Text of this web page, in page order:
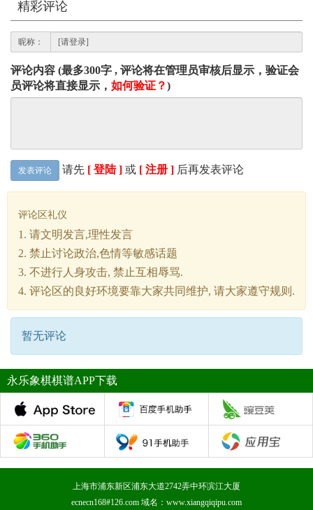
精彩评论
昵称：
评论内容 (最多300字 , 评论将在管理员审核后显示，验证会
员评论将直接显示， 如何验证？)
发表评论 请先 [ 登陆 ] 或 [ 注册 ] 后再发表评论
评论区礼仪
1. 请文明发言,理性发言
2. 禁止讨论政治,色情等敏感话题
3. 不进行人身攻击, 禁止互相辱骂.
4. 评论区的良好环境要靠大家共同维护, 请大家遵守规则.
暂无评论
永乐象棋棋谱APP下载
上海市浦东新区浦东大道2742弄中环滨江大厦
ecnecn168#126.com 域名：www.xiangqiqipu.com